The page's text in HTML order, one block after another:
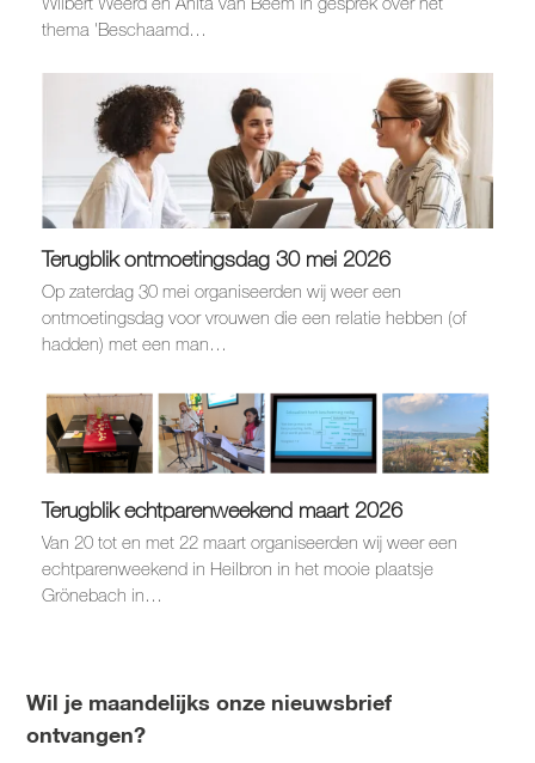
thema 'Beschaamd…
Terugblik ontmoetingsdag 30 mei 2026
Op zaterdag 30 mei organiseerden wij weer een
ontmoetingsdag voor vrouwen die een relatie hebben (of
hadden) met een man…
Terugblik echtparenweekend maart 2026
Van 20 tot en met 22 maart organiseerden wij weer een
echtparenweekend in Heilbron in het mooie plaatsje
Grönebach in…
Wil je maandelijks onze nieuwsbrief
ontvangen?